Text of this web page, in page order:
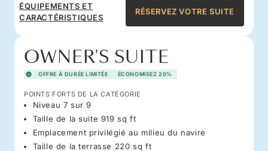
ÉQUIPEMENTS ET
CARACTÉRISTIQUES
RÉSERVEZ VOTRE SUITE
OWNER'S SUITE
OFFRE À DURÉE LIMITÉE ÉCONOMISEZ 20%
POINTS FORTS DE LA CATÉGORIE
Niveau 7 sur 9
Taille de la suite 919 sq ft
Emplacement privilégié au milieu du navire
Taille de la terrasse 220 sq ft